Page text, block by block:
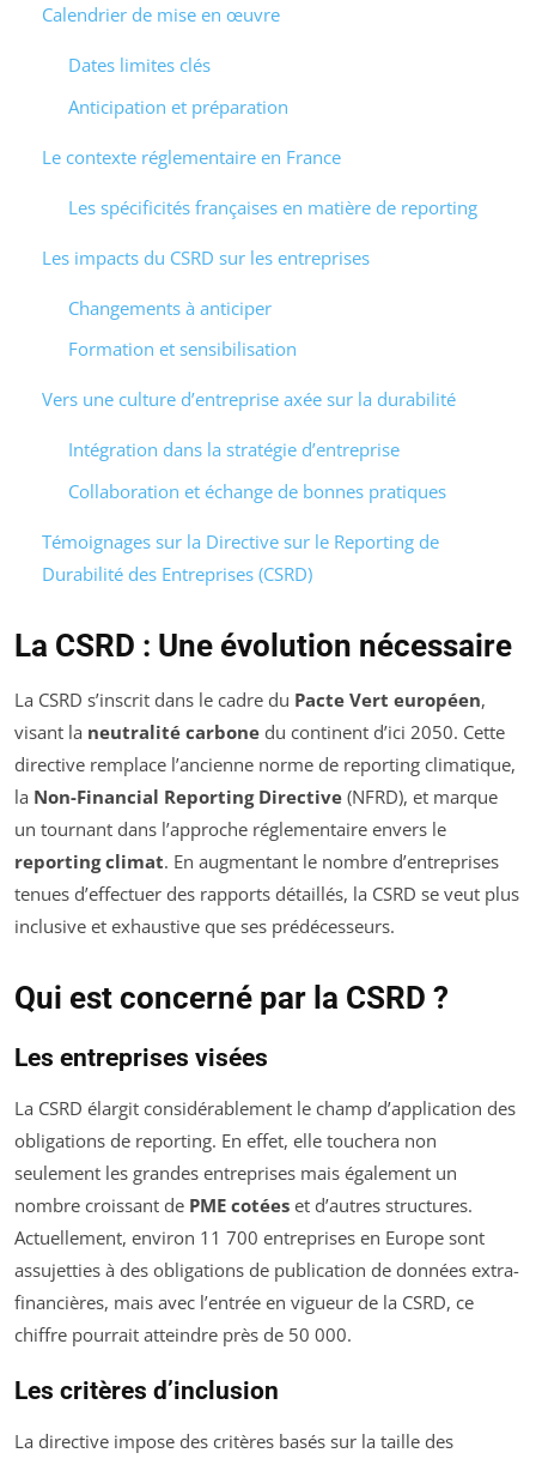
Calendrier de mise en œuvre
Dates limites clés
Anticipation et préparation
Le contexte réglementaire en France
Les spécificités françaises en matière de reporting
Les impacts du CSRD sur les entreprises
Changements à anticiper
Formation et sensibilisation
Vers une culture d’entreprise axée sur la durabilité
Intégration dans la stratégie d’entreprise
Collaboration et échange de bonnes pratiques
Témoignages sur la Directive sur le Reporting de
Durabilité des Entreprises (CSRD)
La CSRD : Une évolution nécessaire
La CSRD s’inscrit dans le cadre du Pacte Vert européen,
visant la neutralité carbone du continent d’ici 2050. Cette
directive remplace l’ancienne norme de reporting climatique,
la Non-Financial Reporting Directive (NFRD), et marque
un tournant dans l’approche réglementaire envers le
reporting climat. En augmentant le nombre d’entreprises
tenues d’effectuer des rapports détaillés, la CSRD se veut plus
inclusive et exhaustive que ses prédécesseurs.
Qui est concerné par la CSRD ?
Les entreprises visées
La CSRD élargit considérablement le champ d’application des
obligations de reporting. En effet, elle touchera non
seulement les grandes entreprises mais également un
nombre croissant de PME cotées et d’autres structures.
Actuellement, environ 11 700 entreprises en Europe sont
assujetties à des obligations de publication de données extra-
financières, mais avec l’entrée en vigueur de la CSRD, ce
chiffre pourrait atteindre près de 50 000.
Les critères d’inclusion
La directive impose des critères basés sur la taille des